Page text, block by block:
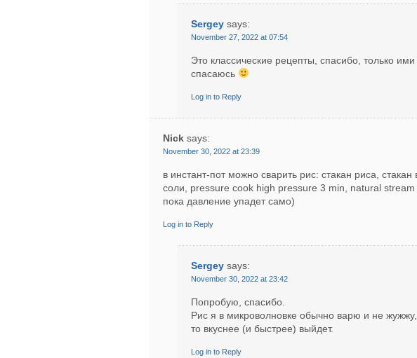
Sergey says:
November 27, 2022 at 07:54
Это классические рецепты, спасибо, только
спасаюсь
Log in to Reply
Nick says:
November 30, 2022 at 23:39
в инстант-пот можно сварить рис: стакан риса,
соли, pressure cook high pressure 3 min, natural stream
пока давление упадет само)
Log in to Reply
Sergey says:
November 30, 2022 at 23:42
Попробую, спасибо.
Рис я в микроволновке обычно варю и не
то вкуснее (и быстрее) выйдет.
Log in to Reply